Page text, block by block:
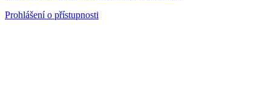
Prohlášení o přístupnosti